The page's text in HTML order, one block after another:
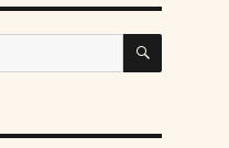
SEARCH